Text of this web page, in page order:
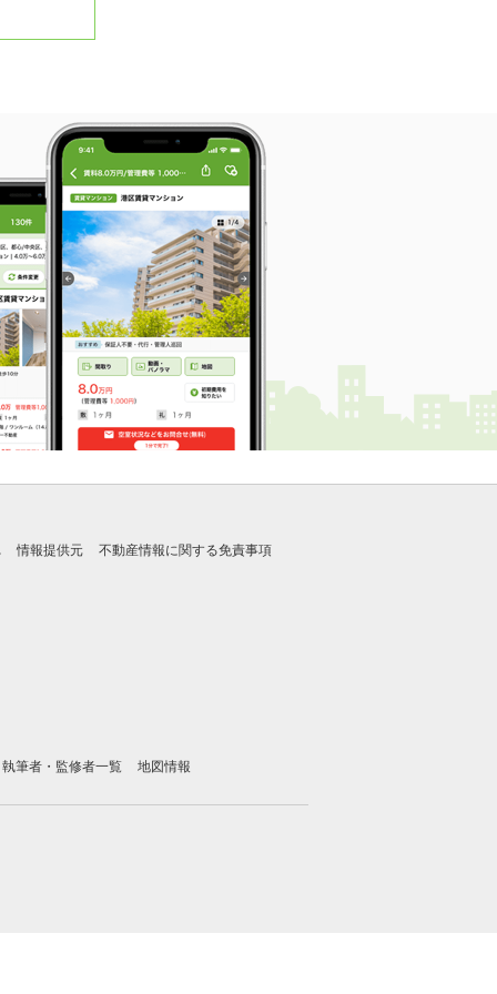
情報提供元 不動産情報に関する免責事項
執筆者・監修者一覧 地図情報